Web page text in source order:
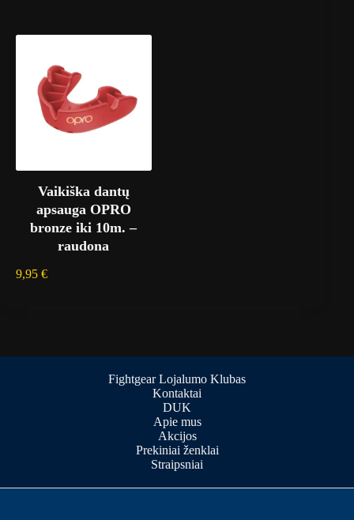
Vaikiška dantų
apsauga OPRO
bronze iki 10m. –
raudona
9,95 €
Fightgear Lojalumo Klubas
Kontaktai
DUK
Apie mus
Akcijos
Prekiniai ženklai
Straipsniai